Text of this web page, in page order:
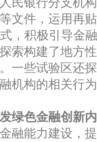
文件，运用再
，积极引导金
索构建了地方
一些试验区还
机构的相关行
绿色金融创新
融能力建设，